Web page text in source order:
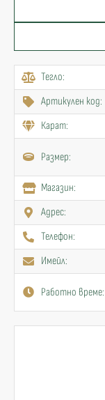
Тегло:
Артикулен код:
Карат:
Размер:
Mагазин:
Адрес:
Телефон:
Имейл:
Работно време: